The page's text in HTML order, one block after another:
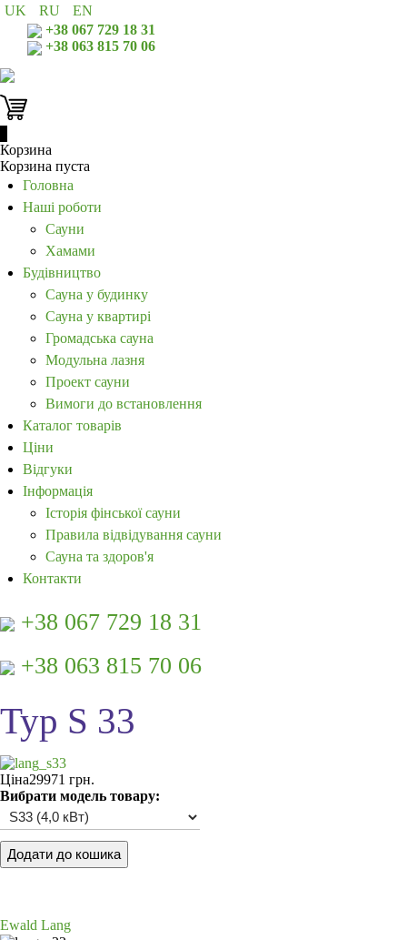
UK RU
EN
+38 067 729 18 31
+38 063 815 70 06
Корзина
Корзина пуста
Головна
Наші роботи
Сауни
Хамами
Будівництво
Сауна у будинку
Сауна у квартирі
Громадська сауна
Модульна лазня
Проект сауни
Вимоги до встановлення
Каталог товарів
Ціни
Відгуки
Інформація
Історія фінської сауни
Правила відвідування сауни
Сауна та здоров'я
Контакти
+38 067 729 18 31
+38 063 815 70 06
Typ S 33
Ціна29971 грн.
Вибрати модель товару:
Ewald Lang